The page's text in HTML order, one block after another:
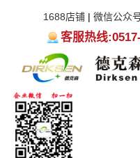
1688店铺| 微信公众
客服热线